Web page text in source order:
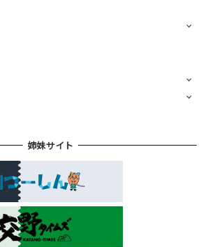
姉妹サイト